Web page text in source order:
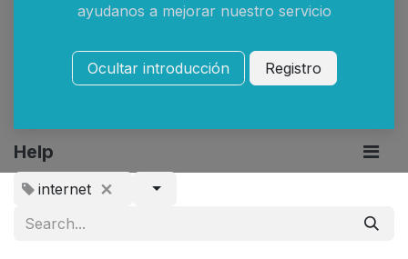
ayudanos a mejorar nuestro servicio
Ocultar introducción Registro
Help
internet